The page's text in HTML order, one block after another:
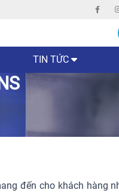
TIN TỨC
đến cho khách hàng